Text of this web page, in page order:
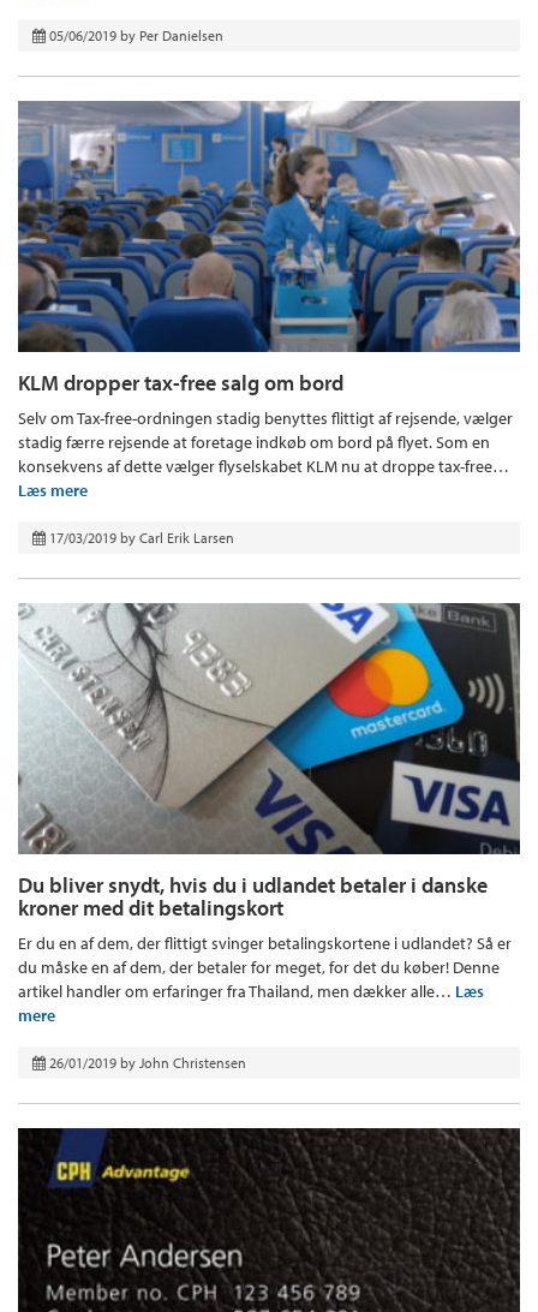
05/06/2019 by Per Danielsen
KLM dropper tax-free salg om bord
Selv om Tax-free-ordningen stadig benyttes flittigt af rejsende, vælger
stadig færre rejsende at foretage indkøb om bord på flyet. Som en
konsekvens af dette vælger flyselskabet KLM nu at droppe tax-free…
Læs mere
17/03/2019 by Carl Erik Larsen
Du bliver snydt, hvis du i udlandet betaler i danske
kroner med dit betalingskort
Er du en af dem, der flittigt svinger betalingskortene i udlandet? Så er
du måske en af dem, der betaler for meget, for det du køber! Denne
artikel handler om erfaringer fra Thailand, men dækker alle… Læs
mere
26/01/2019 by John Christensen